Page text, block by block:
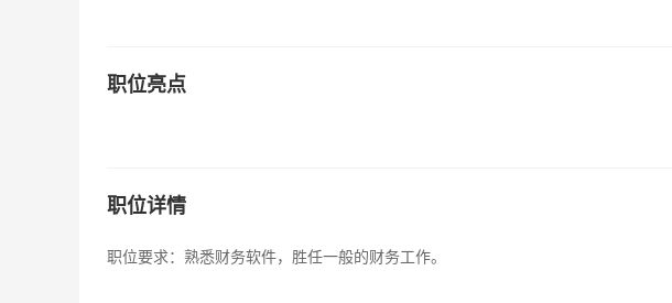
职位亮点
职位详情
职位要求：熟悉财务软件，胜任一般的财务工作。